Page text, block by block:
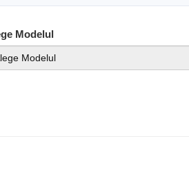
Modelul